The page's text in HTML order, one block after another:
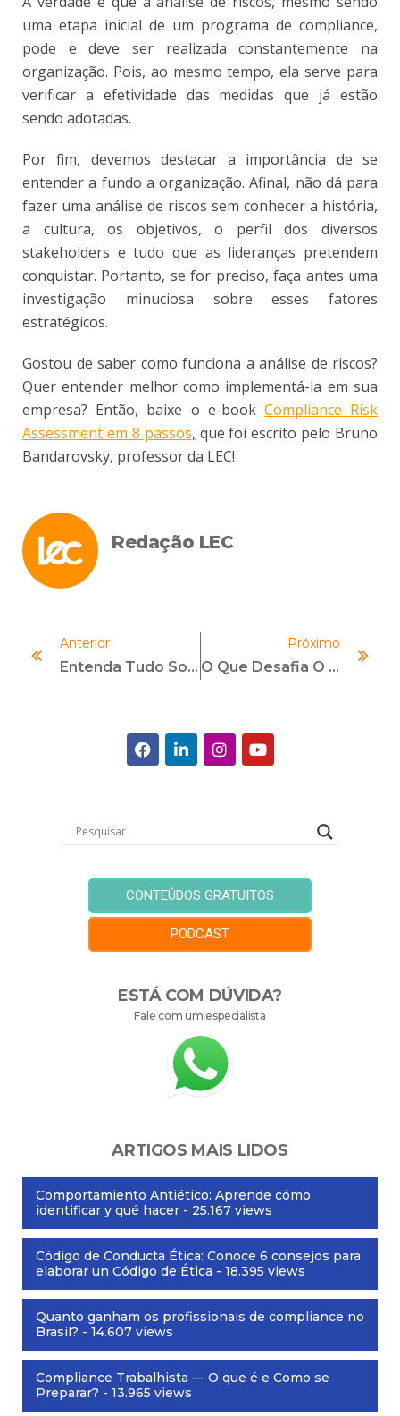
uma etapa inicial de um programa de compliance,
pode e deve ser realizada constantemente na
organização. Pois, ao mesmo tempo, ela serve para
verificar a efetividade das medidas que já estão
sendo adotadas.
Por fim, devemos destacar a importância de se
entender a fundo a organização. Afinal, não dá para
fazer uma análise de riscos sem conhecer a história,
a cultura, os objetivos, o perfil dos diversos
stakeholders e tudo que as lideranças pretendem
conquistar. Portanto, se for preciso, faça antes uma
investigação minuciosa sobre esses fatores
estratégicos.
Gostou de saber como funciona a análise de riscos?
Quer entender melhor como implementá-la em sua
empresa? Então, baixe o e-book Compliance Risk
Assessment em 8 passos, que foi escrito pelo Bruno
Bandarovsky, professor da LEC!
Redação LEC
Anterior
Entenda Tudo Sobre Compliance Financeiro Aqui
Próximo
O Que Desafia O Compliance?
CONTEÚDOS GRATUITOS
PODCAST
ESTÁ COM DÚVIDA?
Fale com um especialista
ARTIGOS MAIS LIDOS
Comportamiento Antiético: Aprende cómo
identificar y qué hacer - 25.167 views
Código de Conducta Ética: Conoce 6 consejos para
elaborar un Código de Ética - 18.395 views
Quanto ganham os profissionais de compliance no
Brasil? - 14.607 views
Compliance Trabalhista — O que é e Como se
Preparar? - 13.965 views